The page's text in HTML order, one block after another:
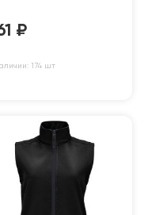
₽
174 шт